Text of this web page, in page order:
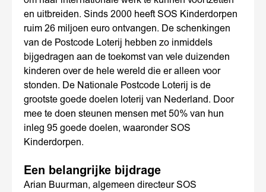
en uitbreiden. Sinds 2000 heeft SOS Kinderdorpen
ruim 26 miljoen euro ontvangen. De schenkingen
van de Postcode Loterij hebben zo inmiddels
bijgedragen aan de toekomst van vele duizenden
kinderen over de hele wereld die er alleen voor
stonden. De Nationale Postcode Loterij is de
grootste goede doelen loterij van Nederland. Door
mee te doen steunen mensen met 50% van hun
inleg 95 goede doelen, waaronder SOS
Kinderdorpen.
Een belangrijke bijdrage
Arian Buurman, algemeen directeur SOS